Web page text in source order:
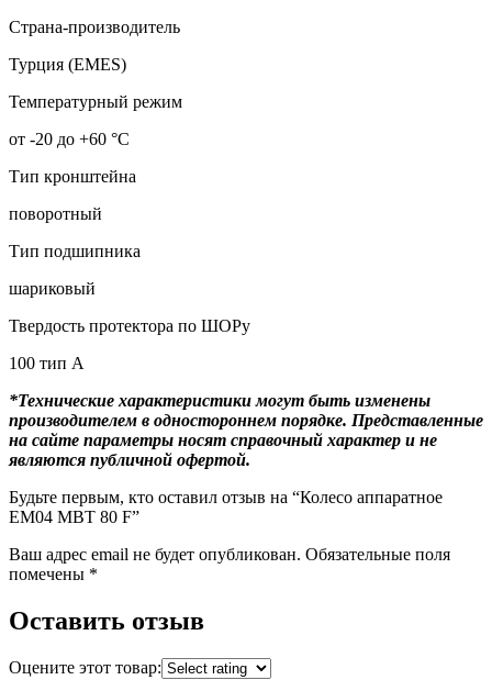
Страна-производитель
Турция (EMES)
Температурный режим
от -20 до +60 °С
Тип кронштейна
поворотный
Тип подшипника
шариковый
Твердость протектора по ШОРу
100 тип А
*Технические характеристики могут быть изменены
производителем в одностороннем порядке. Представленные
на сайте параметры носят справочный характер и не
являются публичной офертой.
Будьте первым, кто оставил отзыв на “Колесо аппаратное
EM04 MBT 80 F”
Ваш адрес email не будет опубликован. Обязательные поля
помечены *
Оставить отзыв
Оцените этот товар: